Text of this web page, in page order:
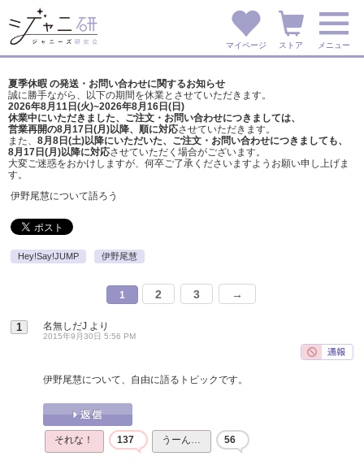
マイページ ストア メニュー
夏季休暇 の発送・お問い合わせに関するお知らせ
誠に勝手ながら、以下の期間を休業とさせていただきます。
2026年8月11日(火)~2026年8月16日(日)
休業中にいただきました、ご注文・お問い合わせにつきましては、
営業再開の8月17日(月)以降、順に対応させていただきます。
また、 8月8日(土)以降にいただいた、ご注文・ お問い合わせにつきましても、
8月17日(月)以降に対応させていただく場合がございます。
大変ご迷惑をおかけしますが、 何卒ご了承くださいますようお願い申し上げま
す。
伊野尾慧について語ろう
Hey!Say!JUMP 伊野尾慧
1 2 3 →
1 名無しだJ より
2015年9月30日 5:56 PM
伊野尾慧について、自由に語るトピックです。
それな！ 137 うーん… 56